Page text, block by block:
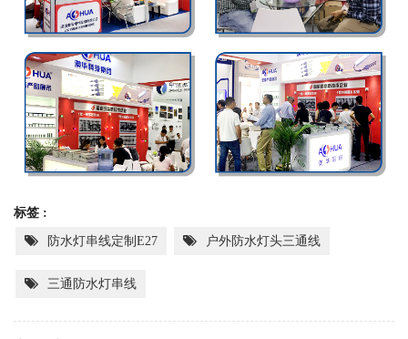
标签 :
防水灯串线定制E27 户外防水灯头三通线
三通防水灯串线